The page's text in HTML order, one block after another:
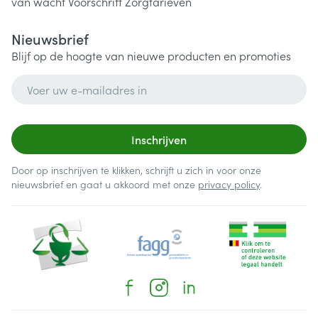
Nieuwsbrief
Blijf op de hoogte van nieuwe producten en promoties
Inschrijven
Door op inschrijven te klikken, schrijft u zich in voor onze
nieuwsbrief en gaat u akkoord met onze privacy policy.